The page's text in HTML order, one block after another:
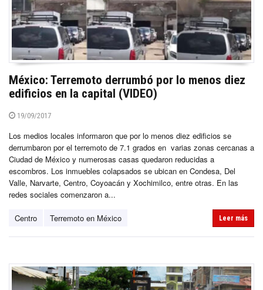
México: Terremoto derrumbó por lo menos diez
edificios en la capital (VIDEO)
19/09/2017
Los medios locales informaron que por lo menos diez edificios se
derrumbaron por el terremoto de 7.1 grados en varias zonas cercanas a
Ciudad de México y numerosas casas quedaron reducidas a
escombros. Los inmuebles colapsados se ubican en Condesa, Del
Valle, Narvarte, Centro, Coyoacán y Xochimilco, entre otras. En las
redes sociales comenzaron a...
Centro Terremoto en México Leer más